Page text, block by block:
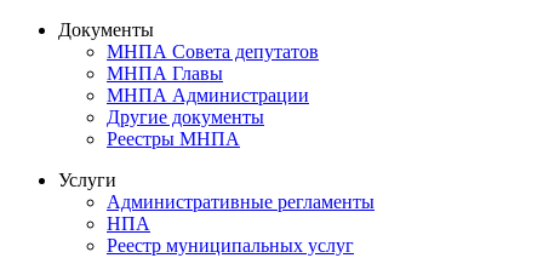
Документы
МНПА Совета депутатов
МНПА Главы
МНПА Администрации
Другие документы
Реестры МНПА
Услуги
Административные регламенты
НПА
Реестр муниципальных услуг